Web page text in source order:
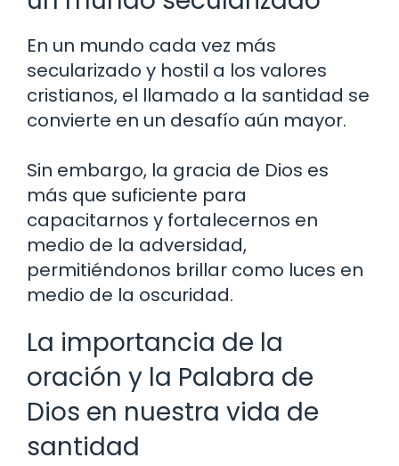
En un mundo cada vez más
secularizado y hostil a los valores
cristianos, el llamado a la santidad se
convierte en un desafío aún mayor.
Sin embargo, la gracia de Dios es
más que suficiente para
capacitarnos y fortalecernos en
medio de la adversidad,
permitiéndonos brillar como luces en
medio de la oscuridad.
La importancia de la
oración y la Palabra de
Dios en nuestra vida de
santidad